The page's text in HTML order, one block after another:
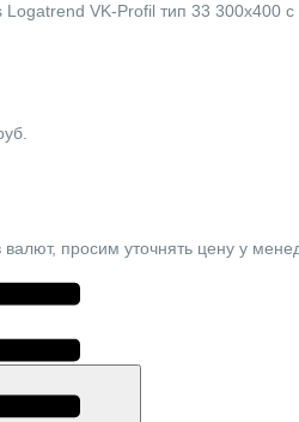
валют, просим уточнять цену у